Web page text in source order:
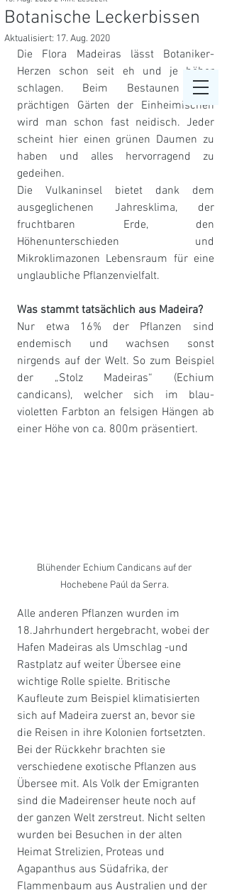
Sarah
Leuenberger
Botanische Leckerbissen
Aktualisiert: 17. Aug. 2020
Die Flora Madeiras lässt Botaniker-
Herzen schon seit eh und je höher
schlagen. Beim Bestaunen der
prächtigen Gärten der Einheimischen
wird man schon fast neidisch. Jeder
scheint hier einen grünen Daumen zu
haben und alles hervorragend zu
gedeihen.
Die Vulkaninsel bietet dank dem
ausgeglichenen Jahresklima, der
fruchtbaren Erde, den
Höhenunterschieden und
Mikroklimazonen Lebensraum für eine
unglaubliche Pflanzenvielfalt.
Was stammt tatsächlich aus Madeira?
Nur etwa 16% der Pflanzen sind
endemisch und wachsen sonst
nirgends auf der Welt. So zum Beispiel
der „Stolz Madeiras“ (Echium
candicans), welcher sich im blau-
violetten Farbton an felsigen Hängen ab
einer Höhe von ca. 800m präsentiert.
Blühender Echium Candicans auf der
Hochebene Paúl da Serra.
Alle anderen Pflanzen wurden im
18.Jahrhundert hergebracht, wobei der
Hafen Madeiras als Umschlag -und
Rastplatz auf weiter Übersee eine
wichtige Rolle spielte. Britische
Kaufleute zum Beispiel klimatisierten
sich auf Madeira zuerst an, bevor sie
die Reisen in ihre Kolonien fortsetzten.
Bei der Rückkehr brachten sie
verschiedene exotische Pflanzen aus
Übersee mit. Als Volk der Emigranten
sind die Madeirenser heute noch auf
der ganzen Welt zerstreut. Nicht selten
wurden bei Besuchen in der alten
Heimat Strelizien, Proteas und
Agapanthus aus Südafrika, der
Flammenbaum aus Australien und der